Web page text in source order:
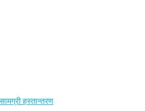
हस्तान्तरण